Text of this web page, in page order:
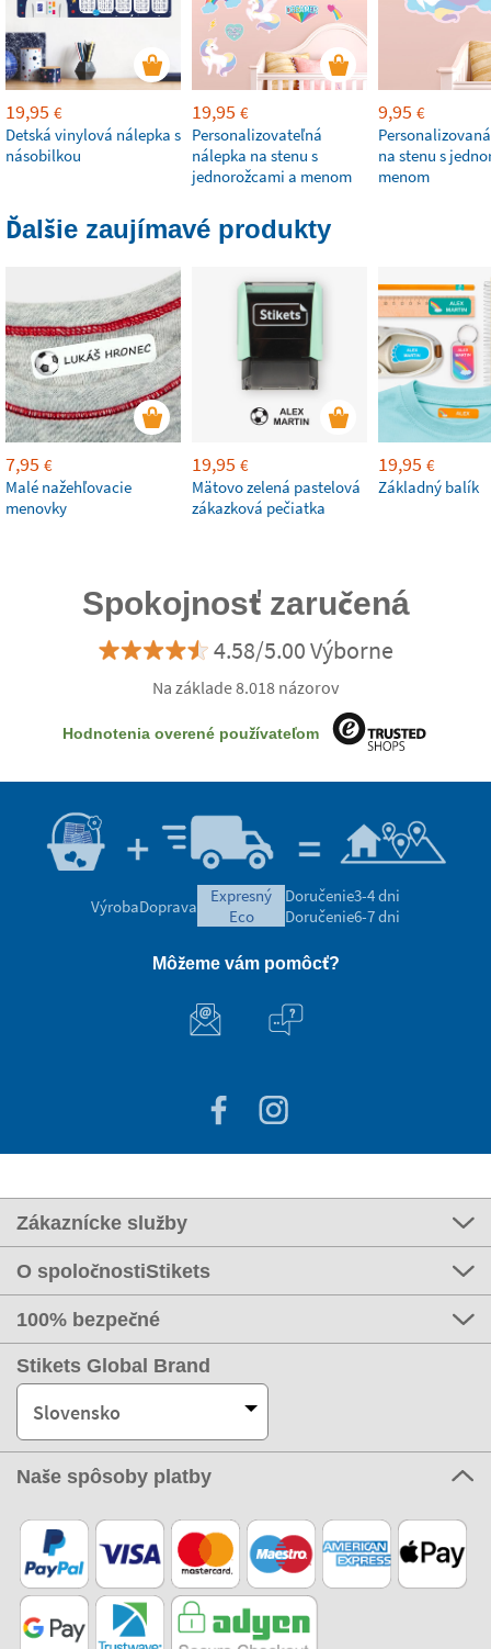
19,95 €
Detská vinylová nálepka s
násobilkou
19,95 €
Personalizovateľná
nálepka na stenu s
jednorožcami a menom
9,95 €
na stenu s
menom
Ďalšie zaujímavé produkty
7,95 €
Malé nažehľovacie
menovky
19,95 €
Mätovo zelená pastelová
zákazková pečiatka
19,95 €
Základný balík
Spokojnosť zaručená
4.58/5.00 Výborne
Na základe 8.018 názorov
Hodnotenia overené používateľom
VýrobaDoprava
expresný
eco
Doručenie3-4 dni
Doručenie6-7 dni
Môžeme vám pomôcť?
Zákaznícke služby
O spoločnostiStikets
100% bezpečné
Stikets Global Brand
Slovensko
Naše spôsoby platby